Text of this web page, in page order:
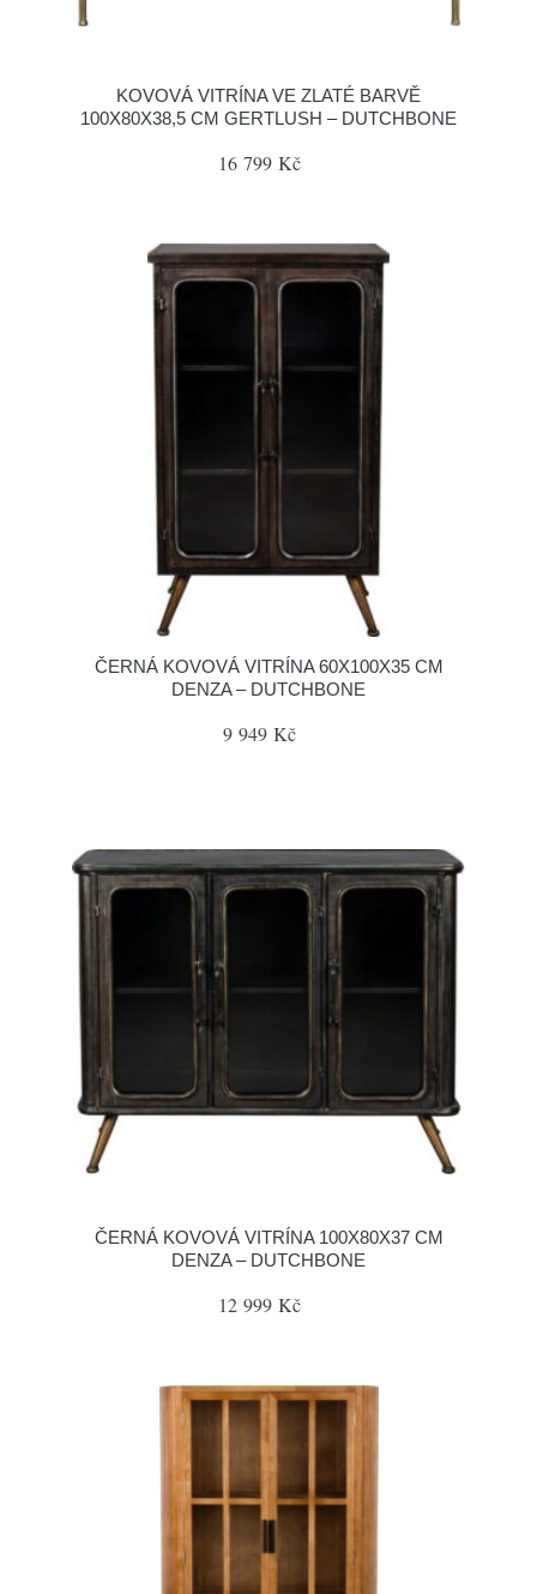
KOVOVÁ VITRÍNA VE ZLATÉ BARVĚ
100X80X38,5 CM GERTLUSH – DUTCHBONE
16 799 Kč
ČERNÁ KOVOVÁ VITRÍNA 60X100X35 CM
DENZA – DUTCHBONE
9 949 Kč
ČERNÁ KOVOVÁ VITRÍNA 100X80X37 CM
DENZA – DUTCHBONE
12 999 Kč